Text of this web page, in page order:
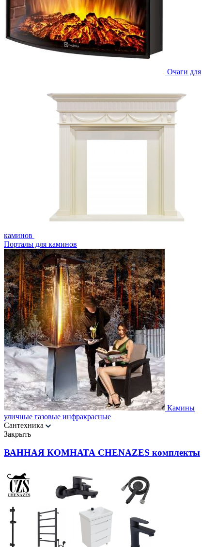
Очаги для
каминов
Порталы для каминов
Камины
уличные газовые инфракрасные
Сантехника
Закрыть
ВАННАЯ КОМНАТА CHENAZES комплекты